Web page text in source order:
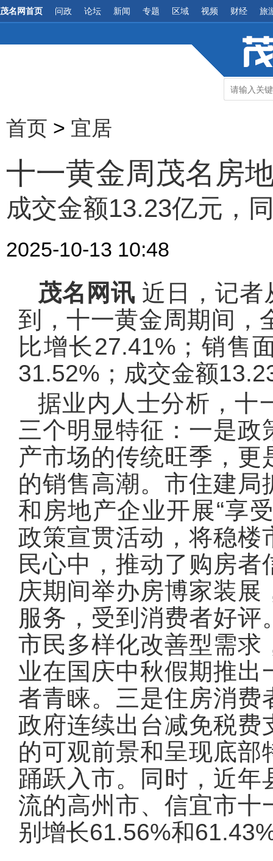
茂名网首页 问政 论坛 新闻 专题 区域 视频 财经 旅
首页 > 宜居
十一黄金周茂名房
成交金额13.23亿元，
2025-10-13 10:48
茂名网讯 近日，记者
到，十一黄金周期间，
比增长27.41%；销售
31.52%；成交金额
据业内人士分析，十
三个明显特征：一是
产市场的传统旺季，
的销售高潮。市住建
和房地产企业开展“享
政策宣贯活动，将稳
民心中，推动了购房
庆期间举办房博家装
服务，受到消费者好
市民多样化改善型需求
业在国庆中秋假期推
者青睐。三是住房消
政府连续出台减免税
的可观前景和呈现底
踊跃入市。同时，近
流的高州市、信宜市十
别增长61.56%和